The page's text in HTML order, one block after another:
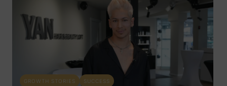
GROWTH STORIES SUCCESS